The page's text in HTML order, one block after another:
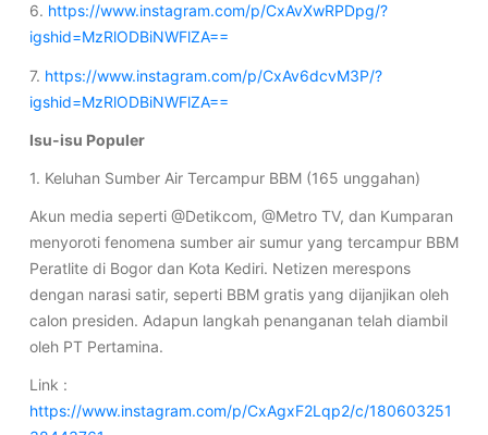
6. https://www.instagram.com/p/CxAvXwRPDpg/?
igshid=MzRlODBiNWFlZA==
7. https://www.instagram.com/p/CxAv6dcvM3P/?
igshid=MzRlODBiNWFlZA==
Isu-isu Populer
1. Keluhan Sumber Air Tercampur BBM (165 unggahan)
Akun media seperti @Detikcom, @Metro TV, dan Kumparan
menyoroti fenomena sumber air sumur yang tercampur BBM
Peratlite di Bogor dan Kota Kediri. Netizen merespons
dengan narasi satir, seperti BBM gratis yang dijanjikan oleh
calon presiden. Adapun langkah penanganan telah diambil
oleh PT Pertamina.
Link :
https://www.instagram.com/p/CxAgxF2Lqp2/c/180603251